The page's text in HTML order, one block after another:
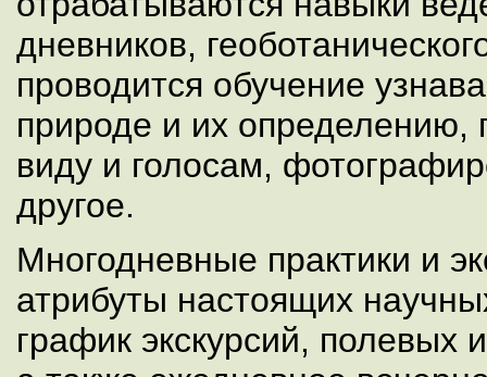
дневников,
проводится обучение
природе и их определению,
виду и голосам,
другое.
Многодневные практики и
атрибуты настоящих
график экскурсий, полевых